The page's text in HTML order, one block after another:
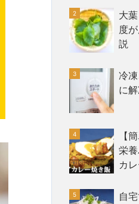
大
度
説
冷
に
【
栄
カ
自